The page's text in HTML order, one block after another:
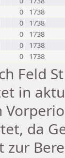
0
1738
0
1738
0
1738
0
1738
0 1738
Feld
in
da
zur